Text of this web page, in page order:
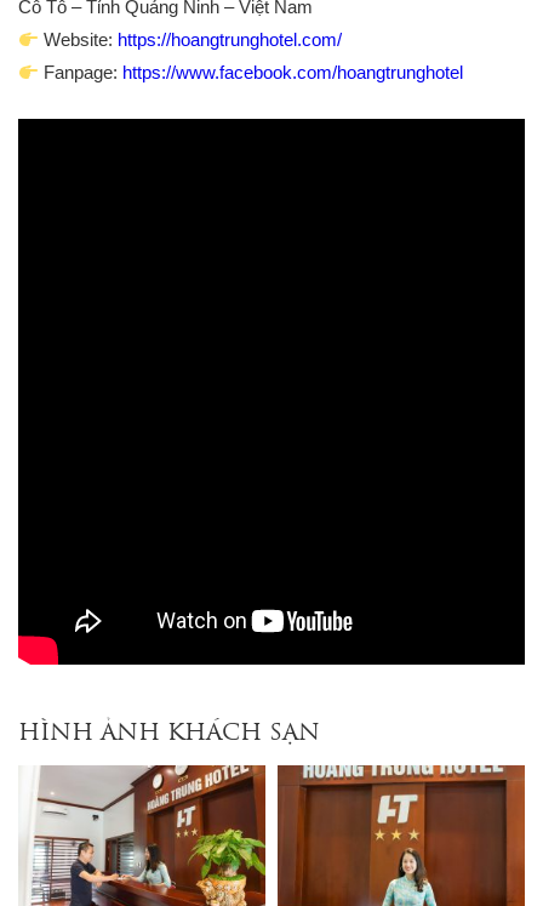
Cô Tô – Tỉnh Quảng Ninh – Việt Nam
Website: https://hoangtrunghotel.com/
Fanpage: https://www.facebook.com/hoangtrunghotel
HÌNH ẢNH KHÁCH SẠN